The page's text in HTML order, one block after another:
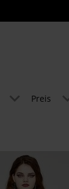
Preis